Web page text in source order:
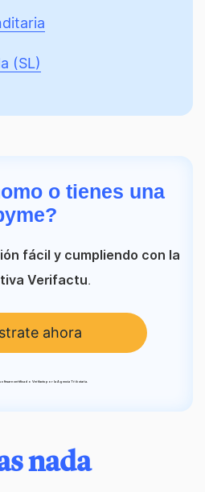
(SL)
o tienes una
fácil y cumpliendo con la
Verifactu.
ahora
software certificado Verifactu por la Agencia Tributaria.
nada